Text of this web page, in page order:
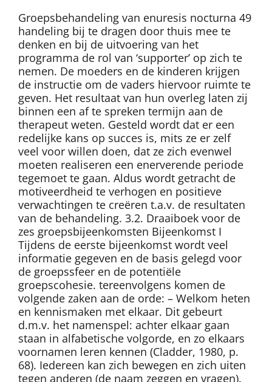
Groepsbehandeling van enuresis nocturna 49
handeling bij te dragen door thuis mee te
denken en bij de uitvoering van het
programma de rol van ‘supporter’ op zich te
nemen. De moeders en de kinderen krijgen
de instructie om de vaders hiervoor ruimte te
geven. Het resultaat van hun overleg laten zij
binnen een af te spreken termijn aan de
therapeut weten. Gesteld wordt dat er een
redelijke kans op succes is, mits ze er zelf
veel voor willen doen, dat ze zich evenwel
moeten realiseren een enerverende periode
tegemoet te gaan. Aldus wordt getracht de
motiveerdheid te verhogen en positieve
verwachtingen te creëren t.a.v. de resultaten
van de behandeling. 3.2. Draaiboek voor de
zes groepsbijeenkomsten Bijeenkomst I
Tijdens de eerste bijeenkomst wordt veel
informatie gegeven en de basis gelegd voor
de groepssfeer en de potentiële
groepscohesie. tereenvolgens komen de
volgende zaken aan de orde: – Welkom heten
en kennismaken met elkaar. Dit gebeurt
d.m.v. het namenspel: achter elkaar gaan
staan in alfabetische volgorde, en zo elkaars
voornamen leren kennen (Cladder, 1980, p.
68). Iedereen kan zich bewegen en zich uiten
tegen anderen (de naam zeggen en vragen).